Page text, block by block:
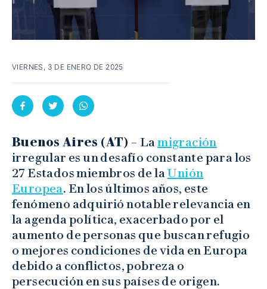
VIERNES, 3 DE ENERO DE 2025
Buenos Aires (AT) – Lamigración
irregular es un desafío constante para los
27 Estados miembros de laUnión
Europea. En los últimos años, este
fenómeno adquirió notable relevancia en
la agenda política, exacerbado por el
aumento de personas que buscan refugio
o mejores condiciones de vida en Europa
debido a conflictos, pobreza o
persecución en sus países de origen.